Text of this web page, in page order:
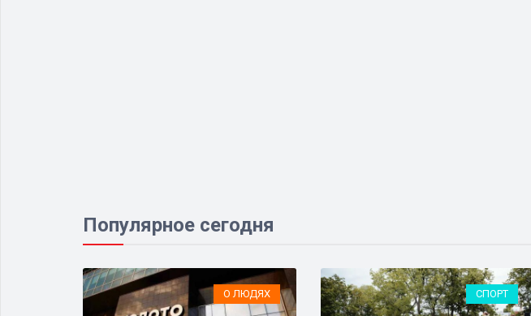
Популярное сегодня
О ЛЮДЯХ СПОРТ